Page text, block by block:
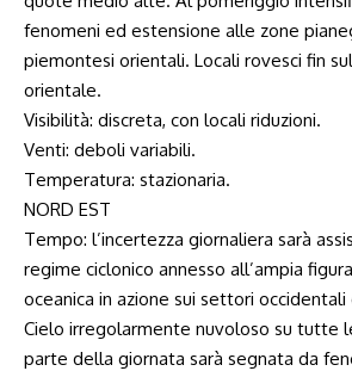
fenomeni ed estensione alle zone
piemontesi orientali. Locali rovesci fin
orientale.
Visibilità: discreta, con locali riduzioni.
Venti: deboli variabili.
Temperatura: stazionaria.
NORD EST
Tempo: l’incertezza giornaliera sarà
regime ciclonico annesso all’ampia
oceanica in azione sui settori
Cielo irregolarmente nuvoloso su tutte
parte della giornata sarà segnata da